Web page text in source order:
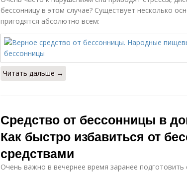
бессонницу в этом случае? Существует несколько
пригодятся абсолютно всем:
Читать дальше →
Средство от бессонницы в
Как быстро избавиться от
средствами
Очень важно в вечернее время заранее подготовить